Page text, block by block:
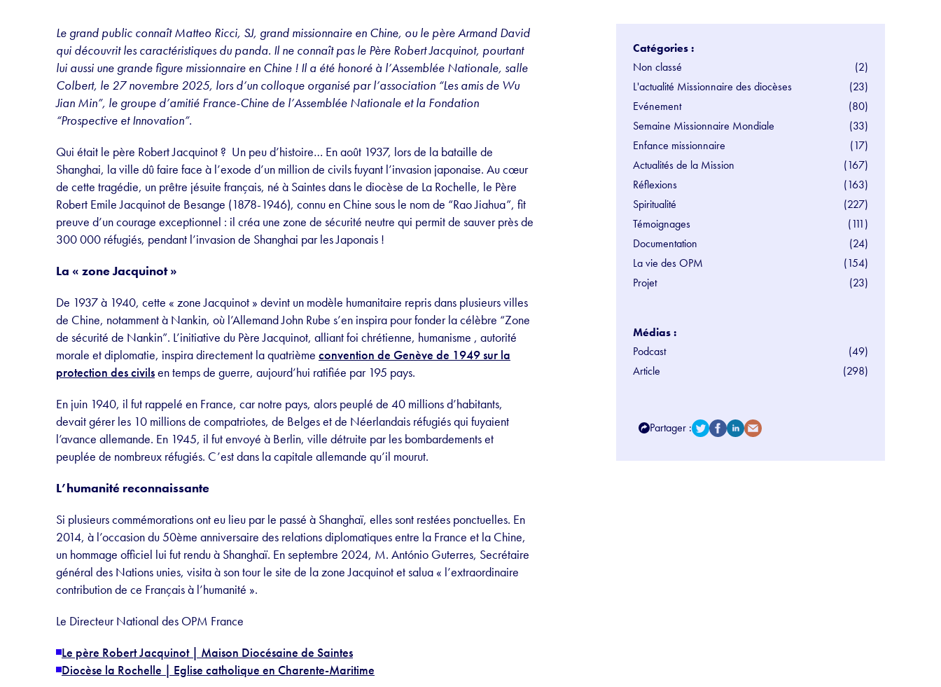
Le grand public connaît Matteo Ricci, SJ, grand missionnaire en Chine, ou le père Armand David
qui découvrit les caractéristiques du panda. Il ne connaît pas le Père Robert Jacquinot, pourtant
lui aussi une grande figure missionnaire en Chine ! Il a été honoré à l’Assemblée Nationale, salle
Colbert, le 27 novembre 2025, lors d’un colloque organisé par l’association “Les amis de Wu
Jian Min”, le groupe d’amitié France-Chine de l’Assemblée Nationale et la Fondation
“Prospective et Innovation”.
Qui était le père Robert Jacquinot ? Un peu d’histoire… En août 1937, lors de la bataille de
Shanghai, la ville dû faire face à l’exode d’un million de civils fuyant l’invasion japonaise. Au cœur
de cette tragédie, un prêtre jésuite français, né à Saintes dans le diocèse de La Rochelle, le Père
Robert Emile Jacquinot de Besange (1878-1946), connu en Chine sous le nom de “Rao Jiahua”, fit
preuve d’un courage exceptionnel : il créa une zone de sécurité neutre qui permit de sauver près de
300 000 réfugiés, pendant l’invasion de Shanghai par les Japonais !
La « zone Jacquinot »
De 1937 à 1940, cette « zone Jacquinot » devint un modèle humanitaire repris dans plusieurs villes
de Chine, notamment à Nankin, où l’Allemand John Rube s’en inspira pour fonder la célèbre “Zone
de sécurité de Nankin”. L’initiative du Père Jacquinot, alliant foi chrétienne, humanisme , autorité
morale et diplomatie, inspira directement la quatrième convention de Genève de 1949 sur la
protection des civilsen temps de guerre, aujourd’hui ratifiée par 195 pays.
En juin 1940, il fut rappelé en France, car notre pays, alors peuplé de 40 millions d’habitants,
devait gérer les 10 millions de compatriotes, de Belges et de Néerlandais réfugiés qui fuyaient
l’avance allemande. En 1945, il fut envoyé à Berlin, ville détruite par les bombardements et
peuplée de nombreux réfugiés. C’est dans la capitale allemande qu’il mourut.
L’humanité reconnaissante
Si plusieurs commémorations ont eu lieu par le passé à Shanghaï, elles sont restées ponctuelles. En
2014, à l’occasion du 50ème anniversaire des relations diplomatiques entre la France et la Chine,
un hommage officiel lui fut rendu à Shanghaï. En septembre 2024, M. António Guterres, Secrétaire
général des Nations unies, visita à son tour le site de la zone Jacquinot et salua « l’extraordinaire
contribution de ce Français à l’humanité ».
Le Directeur National des OPM France
Le père Robert Jacquinot | Maison Diocésaine de Saintes
Diocèse la Rochelle | Eglise catholique en Charente-Maritime
Catégories :
Non classé
(2)
L'actualité Missionnaire des diocèses
(23)
Evénement
(80)
Semaine Missionnaire Mondiale
(33)
Enfance missionnaire
(17)
Actualités de la Mission
(167)
Réflexions
(163)
Spiritualité
(227)
Témoignages
(111)
Documentation
(24)
La vie des OPM
(154)
Projet
(23)
Médias :
Podcast
(49)
Article
(298)
Partager :